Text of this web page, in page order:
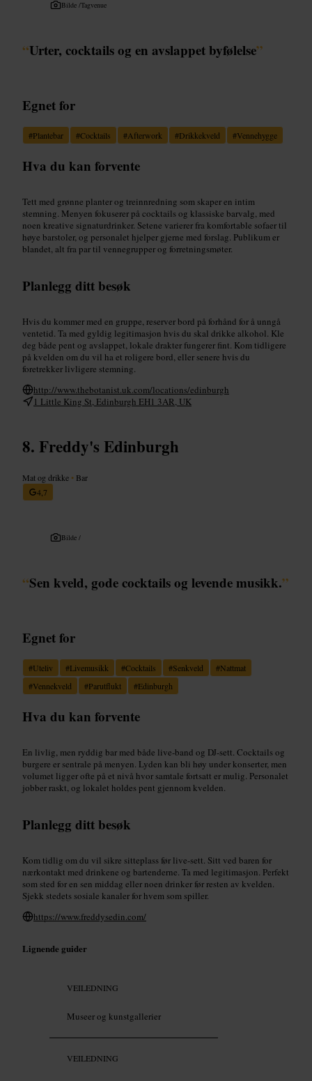
Bilde /Tagvenue
“Urter, cocktails og en avslappet byfølelse”
Egnet for
#Plantebar #Cocktails #Afterwork #Drikkekveld #Vennehygge
Hva du kan forvente
Tett med grønne planter og treinnredning som skaper en intim
stemning. Menyen fokuserer på cocktails og klassiske barvalg, med
noen kreative signaturdrinker. Setene varierer fra komfortable sofaer til
høye barstoler, og personalet hjelper gjerne med forslag. Publikum er
blandet, alt fra par til vennegrupper og forretningsmøter.
Planlegg ditt besøk
Hvis du kommer med en gruppe, reserver bord på forhånd for å unngå
ventetid. Ta med gyldig legitimasjon hvis du skal drikke alkohol. Kle
deg både pent og avslappet, lokale drakter fungerer fint. Kom tidligere
på kvelden om du vil ha et roligere bord, eller senere hvis du
foretrekker livligere stemning.
http://www.thebotanist.uk.com/locations/edinburgh
1 Little King St, Edinburgh EH1 3AR, UK
Freddy's Edinburgh
Mat og drikke • Bar
4,7
Bilde /
“Sen kveld, gode cocktails og levende musikk.”
Egnet for
#Uteliv #Livemusikk #Cocktails #Senkveld #Nattmat
#Vennekveld #Parutflukt #Edinburgh
Hva du kan forvente
En livlig, men ryddig bar med både live-band og DJ-sett. Cocktails og
burgere er sentrale på menyen. Lyden kan bli høy under konserter, men
volumet ligger ofte på et nivå hvor samtale fortsatt er mulig. Personalet
jobber raskt, og lokalet holdes pent gjennom kvelden.
Planlegg ditt besøk
Kom tidlig om du vil sikre sitteplass før live-sett. Sitt ved baren for
nærkontakt med drinkene og bartenderne. Ta med legitimasjon. Perfekt
som sted for en sen middag eller noen drinker før resten av kvelden.
Sjekk stedets sosiale kanaler for hvem som spiller.
https://www.freddysedin.com/
Lignende guider
VEILEDNING
Museer og kunstgallerier
VEILEDNING